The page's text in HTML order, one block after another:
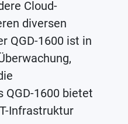
Cloud-
diversen
QGD-1600 ist in
QGD-1600 bietet
Infrastruktur